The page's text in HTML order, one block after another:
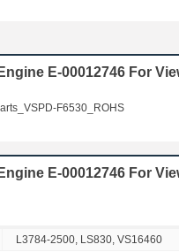
E-00012746 For
F6530_ROHS
E-00012746 For
L3784-2500, LS830, VS16460